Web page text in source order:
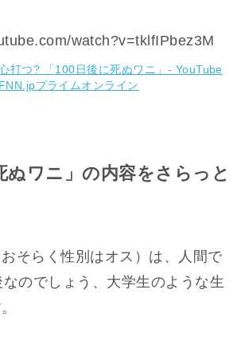
watch?v=tklfIPbez3M
打つ? 「100日後に死ぬワニ」- YouTube
FNN.jpプライムオンライン
ぬワニ」の内容をさらっと
そらく性別はオス）は、人間で
のでしょう、大学生のような生